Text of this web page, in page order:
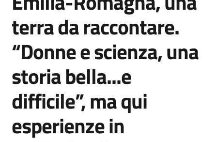
Risorse
Agenzia
di
informazione
e
comunicazione
terra da raccontare.
“Donne e scienza, una
storia bella...e
difficile”, ma qui
esperienze in